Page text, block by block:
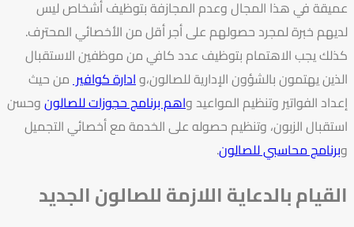
عميقة في هذا المجال وعدم المجازفة بتوظيف أشخاص ليس
لديهم خبرة لمجرد حصولهم على أجر أقل من الأخصائي المحترف.
كذلك يجب الاهتمام بتوظيف عدد كافي من موظفين الاستقبال
الذين يهتمون بالشؤون الإدارية للصالون،وادارة كوافيرمن حيث
إعداد الفواتير وتنظيم المواعيد واهم برنامج حجوزات للصالونوحسن
استقبال الزبون، وتنظيم حصوله على الخدمة مع أخصائي التجميل
وبرنامج محاسبي للصالون.
القيام بالدعاية اللازمة للصالون الجديد